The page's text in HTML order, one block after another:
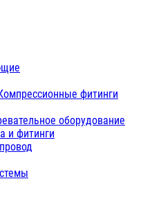
фитинги
оборудование
и фитинги